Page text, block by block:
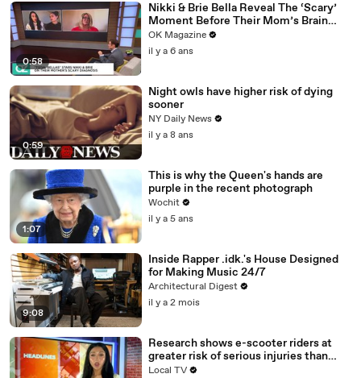
0:58
Nikki & Brie Bella Reveal The ‘Scary’
Moment Before Their Mom’s Brain
Surgery: Watch
OK Magazine
il y a 6 ans
0:59
Night owls have higher risk of dying
sooner
NY Daily News
il y a 8 ans
1:07
This is why the Queen's hands are
purple in the recent photograph
Wochit
il y a 5 ans
9:08
Inside Rapper .idk.'s House Designed
for Making Music 24/7
Architectural Digest
il y a 2 mois
Research shows e-scooter riders at
greater risk of serious injuries than
cyclists and motorcyclists
Local TV